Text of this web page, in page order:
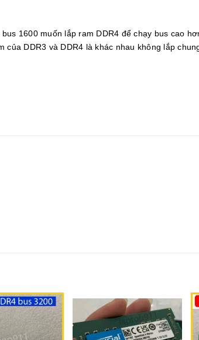
1600 muốn lắp ram DDR4 để chạy bus cao
DDR3 và DDR4 là khác nhau không lắp